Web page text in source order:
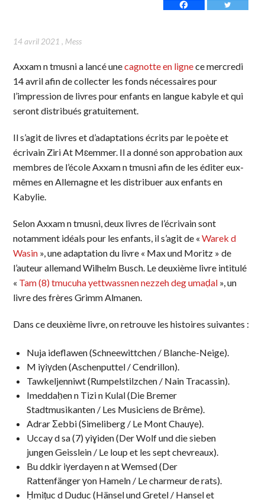
14 avril 2021 , Mess
Axxam n tmusni a lancé unecagnotte en lignece mercredi
14 avril afin de collecter les fonds nécessaires pour
l’impression de livres pour enfants en langue kabyle et qui
seront distribués gratuitement.
Il s’agit de livres et d’adaptations écrits par le poète et
écrivain Ziri At Mɛemmer. Il a donné son approbation aux
membres de l’école Axxam n tmusni afin de les éditer eux-
mêmes en Allemagne et les distribuer aux enfants en
Kabylie.
Selon Axxam n tmusni, deux livres de l’écrivain sont
notamment idéals pour les enfants, il s’agit de «Warek d
Wasin », une adaptation du livre « Max und Moritz » de
l’auteur allemand Wilhelm Busch. Le deuxième livre intitulé
« Tam (8) tmucuha yettwassnen nezzeh deg umaḍal », un
livre des frères Grimm Almanen.
Dans ce deuxième livre, on retrouve les histoires suivantes :
Nuja ideflawen (Schneewittchen / Blanche-Neige).
M iγiγden (Aschenputtel / Cendrillon).
Tawkeljenniwt (Rumpelstilzchen / Nain Tracassin).
Imeddaḥen n Tizi n Kulal (Die Bremer
Stadtmusikanten / Les Musiciens de Brême).
Adrar Σebbi (Simeliberg / Le Mont Chauγe).
Uccay d sa (7) yiɣiden (Der Wolf und die sieben
jungen Geisslein / Le loup et les sept chevreaux).
Bu ddkir iγerdayen n at Wemsed (Der
Rattenfänger γon Hameln / Le charmeur de rats).
Ḥmiṭuc d Duduc (Hänsel und Gretel / Hansel et